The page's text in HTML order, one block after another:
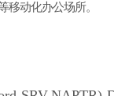
动化办公场所。